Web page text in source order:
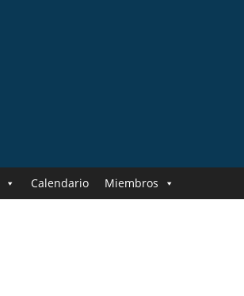
Calendario Miembros